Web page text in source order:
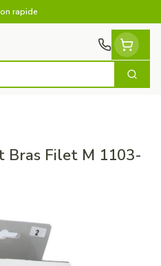
rapide
Bras Filet M 1103-